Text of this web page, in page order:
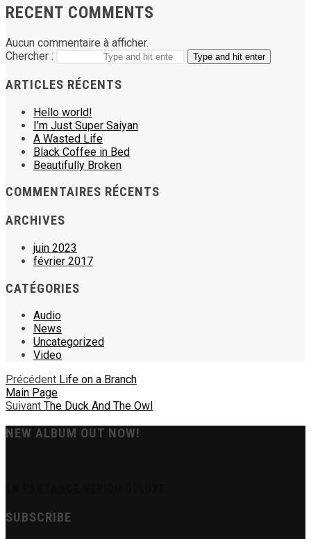
RECENT COMMENTS
Aucun commentaire à afficher.
Chercher :
Type and hit enter
ARTICLES RÉCENTS
Hello world!
I’m Just Super Saiyan
A Wasted Life
Black Coffee in Bed
Beautifully Broken
COMMENTAIRES RÉCENTS
ARCHIVES
juin 2023
février 2017
CATÉGORIES
Audio
News
Uncategorized
Video
Précédent Life on a Branch
Main Page
Suivant The Duck And The Owl
NEW ALBUM OUT NOW!
SUBSCRIBE